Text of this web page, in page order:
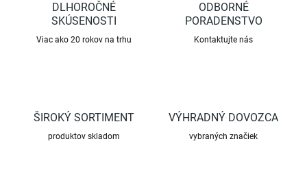
DLHOROČNÉ
SKÚSENOSTI
Viac ako 20 rokov na trhu
ODBORNÉ
PORADENSTVO
Kontaktujte nás
ŠIROKÝ SORTIMENT
produktov skladom
VÝHRADNÝ DOVOZCA
vybraných značiek